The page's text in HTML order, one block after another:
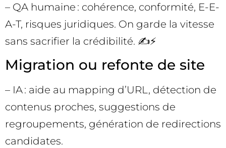
– QA humaine : cohérence, conformité, E-E-
A-T, risques juridiques. On garde la vitesse
sans sacrifier la crédibilité. ✍️⚡
Migration ou refonte de site
– IA : aide au mapping d’URL, détection de
contenus proches, suggestions de
regroupements, génération de redirections
candidates.